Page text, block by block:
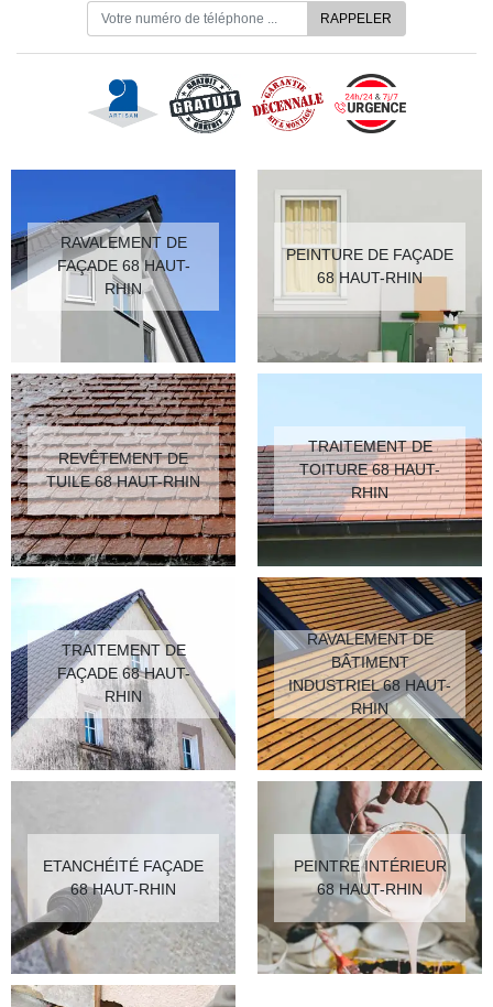
RAVALEMENT DE
FAÇADE 68 HAUT-
RHIN
PEINTURE DE FAÇADE
68 HAUT-RHIN
REVÊTEMENT DE
TUILE 68 HAUT-RHIN
TRAITEMENT DE
TOITURE 68 HAUT-
RHIN
TRAITEMENT DE
FAÇADE 68 HAUT-
RHIN
RAVALEMENT DE
BÂTIMENT
INDUSTRIEL 68 HAUT-
RHIN
ETANCHÉITÉ FAÇADE
68 HAUT-RHIN
PEINTRE INTÉRIEUR
68 HAUT-RHIN